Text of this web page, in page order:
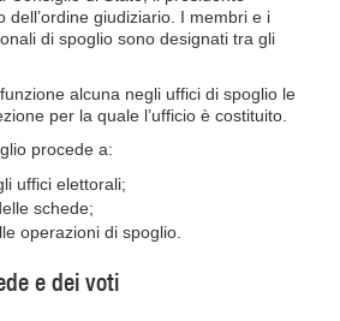
dell’ordine giudiziario. I membri e i
di spoglio sono designati tra gli
alcuna negli uffici di spoglio le
per la quale l’ufficio è costituito.
procede a:
uffici elettorali;
schede;
operazioni di spoglio.
e dei voti